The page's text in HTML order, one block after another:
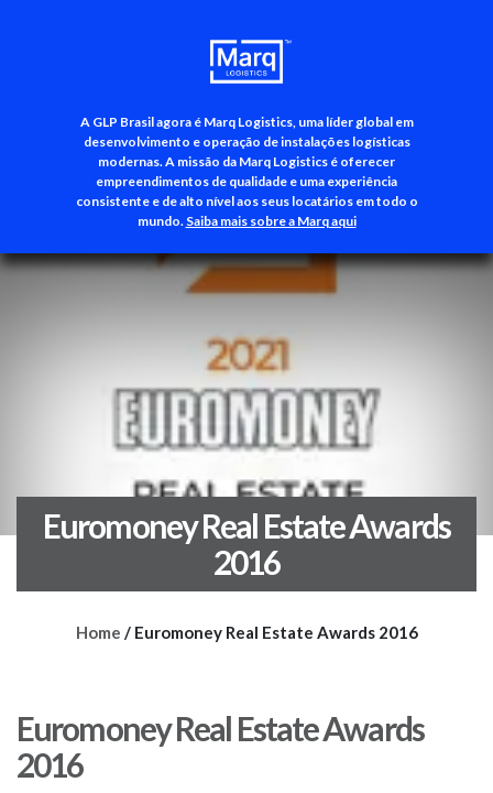
A GLP Brasil agora é Marq Logistics, uma líder global em
desenvolvimento e operação de instalações logísticas
modernas. A missão da Marq Logistics é oferecer
empreendimentos de qualidade e uma experiência
consistente e de alto nível aos seus locatários em todo o
mundo. Saiba mais sobre a Marq aqui
+55 (11) 3500-3700
Euromoney Real Estate Awards
2016
Home / Euromoney Real Estate Awards 2016
Euromoney Real Estate Awards
2016